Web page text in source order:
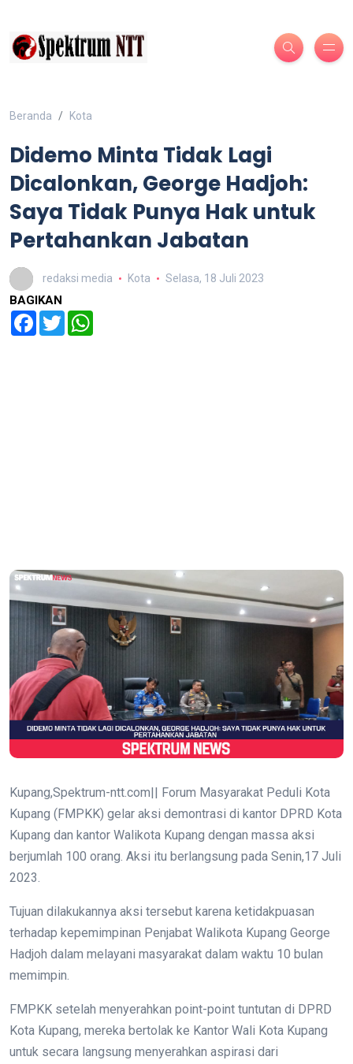
Beranda Kota
Didemo Minta Tidak Lagi
Dicalonkan, George Hadjoh:
Saya Tidak Punya Hak untuk
Pertahankan Jabatan
redaksi media Kota Selasa, 18 Juli 2023
BAGIKAN
Facebook
Twitter
Kupang,Spektrum-ntt.com|| Forum Masyarakat Peduli Kota
Kupang (FMPKK) gelar aksi demontrasi di kantor DPRD Kota
Kupang dan kantor Walikota Kupang dengan massa aksi
berjumlah 100 orang. Aksi itu berlangsung pada Senin,17 Juli
2023.
Tujuan dilakukannya aksi tersebut karena ketidakpuasan
terhadap kepemimpinan Penjabat Walikota Kupang George
Hadjoh dalam melayani masyarakat dalam waktu 10 bulan
memimpin.
FMPKK setelah menyerahkan point-point tuntutan di DPRD
Kota Kupang, mereka bertolak ke Kantor Wali Kota Kupang
untuk secara langsung menyerahkan aspirasi dari